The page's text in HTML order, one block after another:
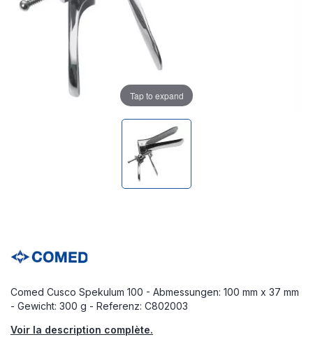
Comed Cusco Spekulum 100 - Abmessungen: 100 mm x 37 mm
- Gewicht: 300 g - Referenz: C802003
Voir la description complète.
Tap to expand